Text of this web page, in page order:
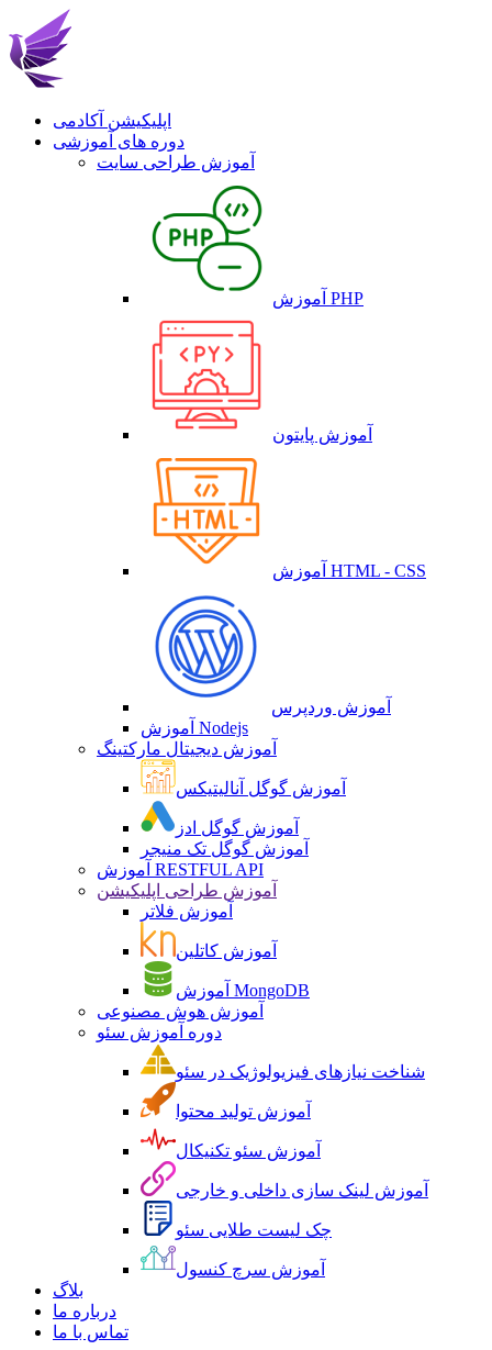
اپلیکیشن آکادمی
دوره های آموزشی
آموزش طراحی سایت
آموزش PHP
آموزش پایتون
آموزش HTML - CSS
آموزش وردپرس
آموزش Nodejs
آموزش دیجیتال مارکتینگ
آموزش گوگل آنالیتیکس
آموزش گوگل ادز
آموزش گوگل تک منیجر
آموزش RESTFUL API
آموزش طراحی اپلیکیشن
آموزش فلاتر
آموزش کاتلین
آموزش MongoDB
آموزش هوش مصنوعی
دوره آموزش سئو
شناخت نیازهای فیزیولوژیک در سئو
آموزش تولید محتوا
آموزش سئو تکنیکال
آموزش لینک سازی داخلی و خارجی
چک لیست طلایی سئو
آموزش سرچ کنسول
بلاگ
درباره ما
تماس با ما